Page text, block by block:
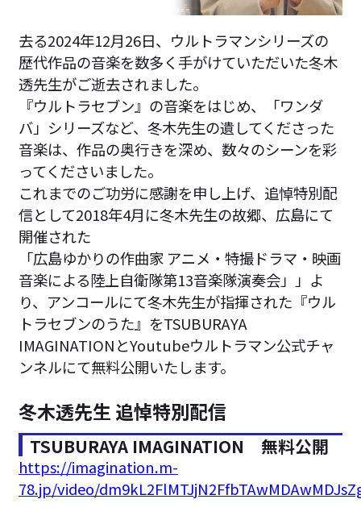
去る2024年12月26日、ウルトラマンシリーズの
歴代作品の音楽を数多く手がけていただいた冬木
透先生がご逝去されました。
『ウルトラセブン』の音楽をはじめ、「ワンダ
バ」シリーズなど、冬木先生の遺してくださった
音楽は、作品の奥行きを深め、数々のシーンを彩
ってくださいました。
これまでのご功労に感謝を申し上げ、追悼特別配
信として2018年4月に冬木先生の故郷、広島にて
開催された
「広島ゆかりの作曲家 アニメ・特撮ドラマ・映画
音楽による陸上自衛隊第13音楽隊演奏会」」よ
り、アンコールにて冬木先生が指揮された『ウル
トラセブンのうた』をTSUBURAYA
IMAGINATIONとYoutubeウルトラマン公式チャ
ンネルにて無料公開いたします。
冬木透先生 追悼特別配信
TSUBURAYA IMAGINATION 無料公開
https://imagination.m-
78.jp/video/